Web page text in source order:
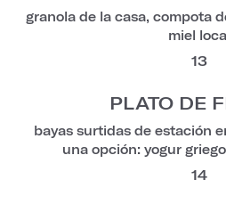
granola de la casa, compota
miel
13
PLATO DE
bayas surtidas de estación
una opción: yogur
14